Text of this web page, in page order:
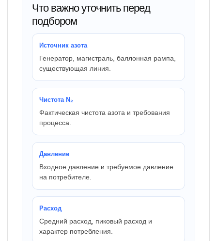
Что важно уточнить перед
подбором
Источник азота
Генератор, магистраль, баллонная рампа,
существующая линия.
Чистота N₂
Фактическая чистота азота и требования
процесса.
Давление
Входное давление и требуемое давление
на потребителе.
Расход
Средний расход, пиковый расход и
характер потребления.